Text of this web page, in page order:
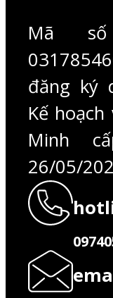
Mã số
đăng ký
Kế
Minh
26/05/